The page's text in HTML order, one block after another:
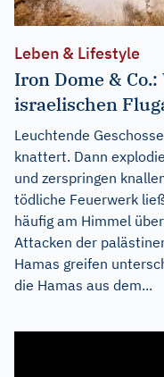
Leben & Lifestyle
Iron Dome &
israelischen
Leuchtende
knattert. Dann
und zerspringen
tödliche Feuerwerk
häufig am Himmel
Attacken der
Hamas greifen
die Hamas aus dem...